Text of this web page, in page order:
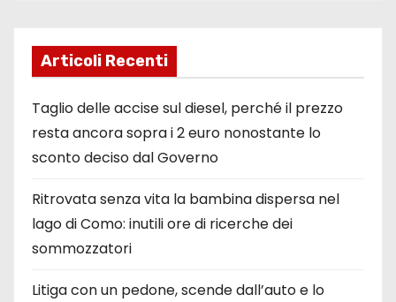
Articoli Recenti
Taglio delle accise sul diesel, perché il prezzo
resta ancora sopra i 2 euro nonostante lo
sconto deciso dal Governo
Ritrovata senza vita la bambina dispersa nel
lago di Como: inutili ore di ricerche dei
sommozzatori
Litiga con un pedone, scende dall’auto e lo